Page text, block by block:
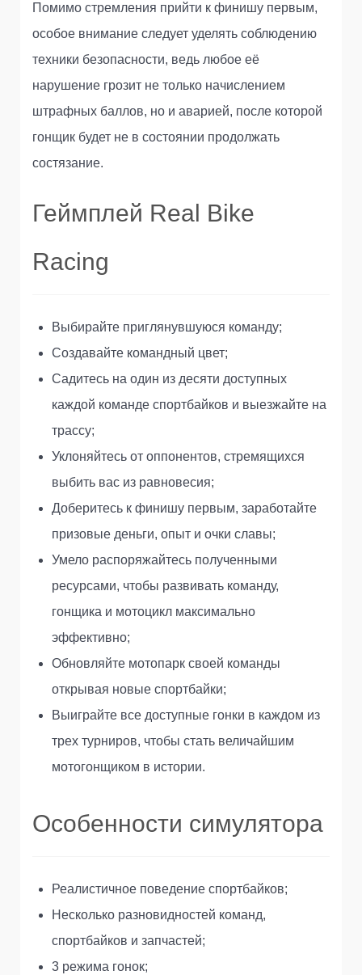
Помимо стремления прийти к финишу первым,
особое внимание следует уделять соблюдению
техники безопасности, ведь любое её
нарушение грозит не только начислением
штрафных баллов, но и аварией, после которой
гонщик будет не в состоянии продолжать
состязание.
Геймплей Real Bike
Racing
Выбирайте приглянувшуюся команду;
Создавайте командный цвет;
Садитесь на один из десяти доступных
каждой команде спортбайков и выезжайте на
трассу;
Уклоняйтесь от оппонентов, стремящихся
выбить вас из равновесия;
Доберитесь к финишу первым, заработайте
призовые деньги, опыт и очки славы;
Умело распоряжайтесь полученными
ресурсами, чтобы развивать команду,
гонщика и мотоцикл максимально
эффективно;
Обновляйте мотопарк своей команды
открывая новые спортбайки;
Выиграйте все доступные гонки в каждом из
трех турниров, чтобы стать величайшим
мотогонщиком в истории.
Особенности симулятора
Реалистичное поведение спортбайков;
Несколько разновидностей команд,
спортбайков и запчастей;
3 режима гонок;